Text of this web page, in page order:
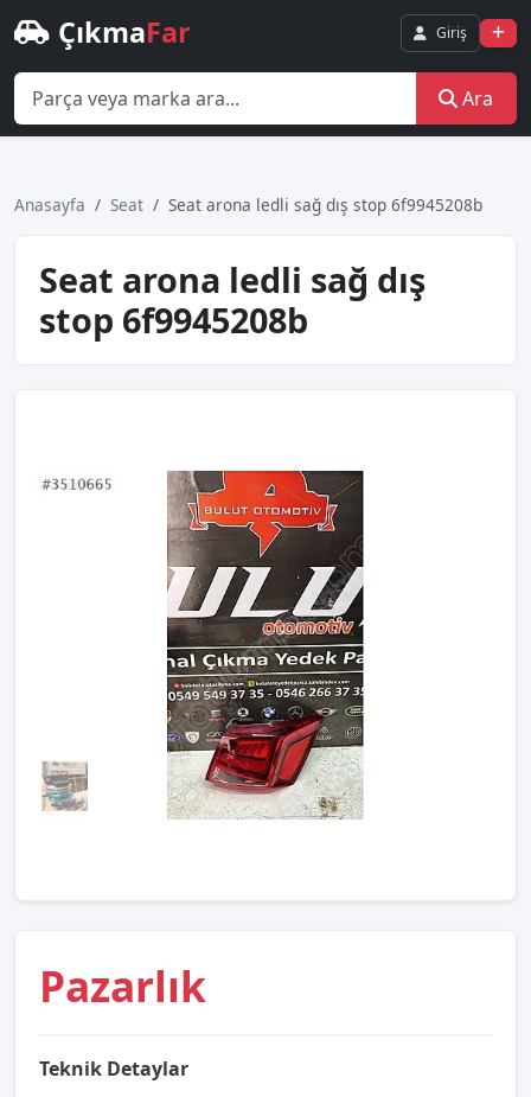
ÇıkmaFar Giriş
Ara
Anasayfa Seat Seat arona ledli sağ dış stop 6f9945208b
Seat arona ledli sağ dış
stop 6f9945208b
Pazarlık
Teknik Detaylar